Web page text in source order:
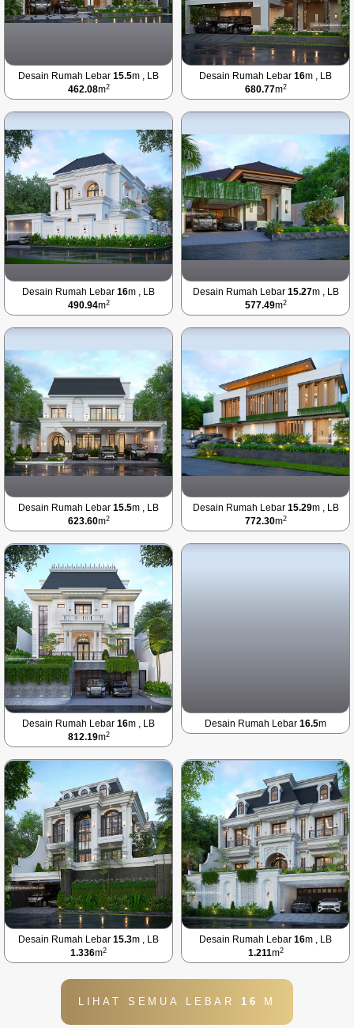
Desain Rumah Lebar 15.5m , LB
462.08m2
Desain Rumah Lebar 16m , LB
680.77m2
Desain Rumah Lebar 16m , LB
490.94m2
Desain Rumah Lebar 15.27m , LB
577.49m2
Desain Rumah Lebar 15.5m , LB
623.60m2
Desain Rumah Lebar 15.29m , LB
772.30m2
Desain Rumah Lebar 16m , LB
812.19m2
Desain Rumah Lebar 16.5m
Desain Rumah Lebar 15.3m , LB
1.336m2
Desain Rumah Lebar 16m , LB
1.211m2
LIHAT SEMUA LEBAR 16 M